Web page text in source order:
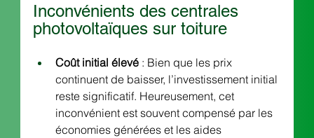
Inconvénients des centrales
photovoltaïques sur toiture
Coût initial élevé : Bien que les prix
continuent de baisser, l’investissement initial
reste significatif. Heureusement, cet
inconvénient est souvent compensé par les
économies générées et les aides